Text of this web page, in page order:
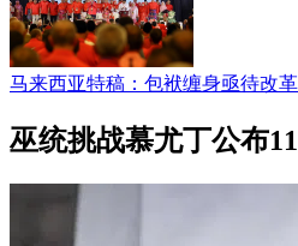
马来西亚特稿：包袱缠身亟待改
巫统挑战慕尤丁公布